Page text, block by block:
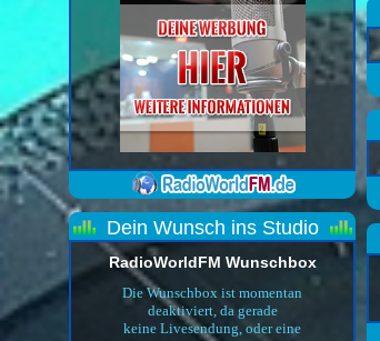
Dein Wunsch ins Studio
RadioWorldFM Wunschbox
Die Wunschbox ist momentan
deaktiviert, da gerade
keine Livesendung, oder eine